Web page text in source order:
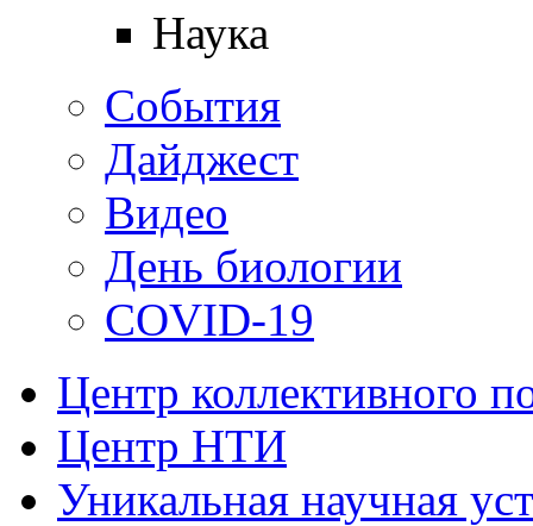
Наука
События
Дайджест
Видео
День биологии
COVID-19
Центр коллективного
Центр НТИ
Уникальная научная